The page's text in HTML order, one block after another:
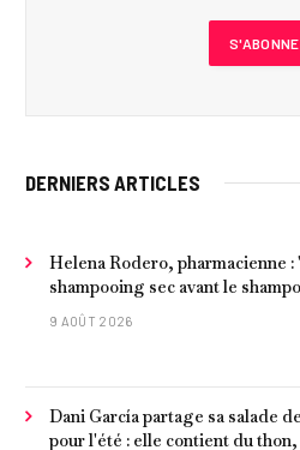
DERNIERS ARTICLES
Helena Rodero, pharmacienne
shampooing sec avant le
pointes, est recommandée pour
9 AOÛT 2026
Dani García partage sa salade
pour l'été : elle contient du